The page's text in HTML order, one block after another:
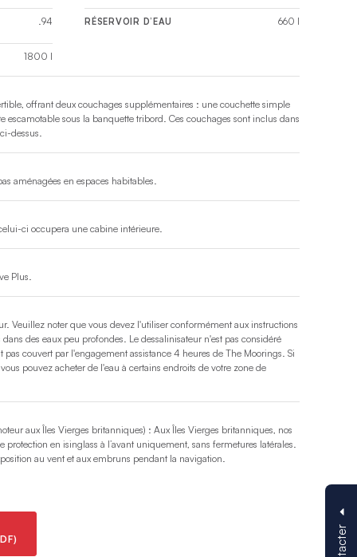
.94 RÉSERVOIR D’EAU 660 l
1800 l
offrant deux couchages supplémentaires : une couchette simple
escamotable sous la banquette tribord. Ces couchages sont inclus dans
dessus.
aménagées en espaces habitables.
ci occupera une cabine intérieure.
Plus.
Veuillez noter que vous devez l'utiliser conformément aux instructions
des eaux peu profondes. Le dessalinisateur n'est pas considéré
couvert par l'engagement assistance 4 heures de The Moorings. Si
pouvez acheter de l'eau à certains endroits de votre zone de
aux Îles Vierges britanniques) : Aux Îles Vierges britanniques, nos
protection en isinglass à l’avant uniquement, sans fermetures latérales.
au vent et aux embruns pendant la navigation.